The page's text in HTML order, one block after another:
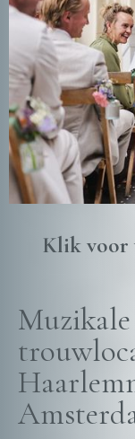
Klik voor